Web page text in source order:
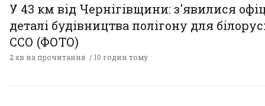
У 43 км від Чернігівщини: з'явилися
деталі будівництва полігону для
ССО (ФОТО)
2 хв на прочитання 10 годин тому